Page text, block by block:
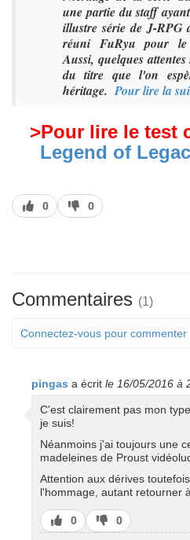
une partie du staff
illustre série de J-RPG
réuni FuRyu pour le
Aussi, quelques
du titre que l'on
héritage.Pour lire la
>Pour lire le test
Legend of
J’aime
0
J’aime
pas
0
Commentaires (1)
Connectez-vous pour commenter
pingas a écrit le 16/05/2016 à
C'est clairement pas mon
je suis!
Néanmoins j'ai toujours une
madeleines de Proust
Attention aux dérives
l'hommage, autant retourner
J’aime
0
J’aime
pas
0